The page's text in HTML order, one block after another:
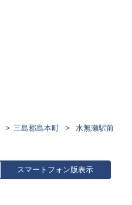
三島郡島本町
水無瀬駅前
スマートフォン版表示